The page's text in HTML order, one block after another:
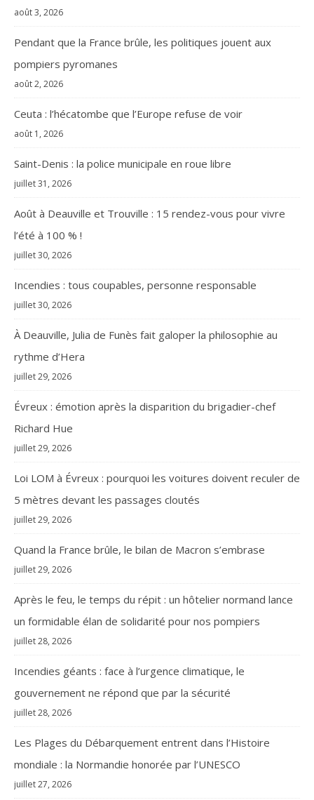
août 3, 2026
Pendant que la France brûle, les politiques jouent aux
pompiers pyromanes
août 2, 2026
Ceuta : l’hécatombe que l’Europe refuse de voir
août 1, 2026
Saint-Denis : la police municipale en roue libre
juillet 31, 2026
Août à Deauville et Trouville : 15 rendez-vous pour vivre
l’été à 100 % !
juillet 30, 2026
Incendies : tous coupables, personne responsable
juillet 30, 2026
À Deauville, Julia de Funès fait galoper la philosophie au
rythme d’Hera
juillet 29, 2026
Évreux : émotion après la disparition du brigadier-chef
Richard Hue
juillet 29, 2026
Loi LOM à Évreux : pourquoi les voitures doivent reculer de
5 mètres devant les passages cloutés
juillet 29, 2026
Quand la France brûle, le bilan de Macron s’embrase
juillet 29, 2026
Après le feu, le temps du répit : un hôtelier normand lance
un formidable élan de solidarité pour nos pompiers
juillet 28, 2026
Incendies géants : face à l’urgence climatique, le
gouvernement ne répond que par la sécurité
juillet 28, 2026
Les Plages du Débarquement entrent dans l’Histoire
mondiale : la Normandie honorée par l’UNESCO
juillet 27, 2026